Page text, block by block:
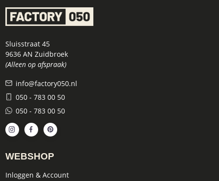
Sluisstraat 45
9636 AN Zuidbroek
(Alleen op afspraak)
info@factory050.nl
050 - 783 00 50
050 - 783 00 50
WEBSHOP
Inloggen & Account